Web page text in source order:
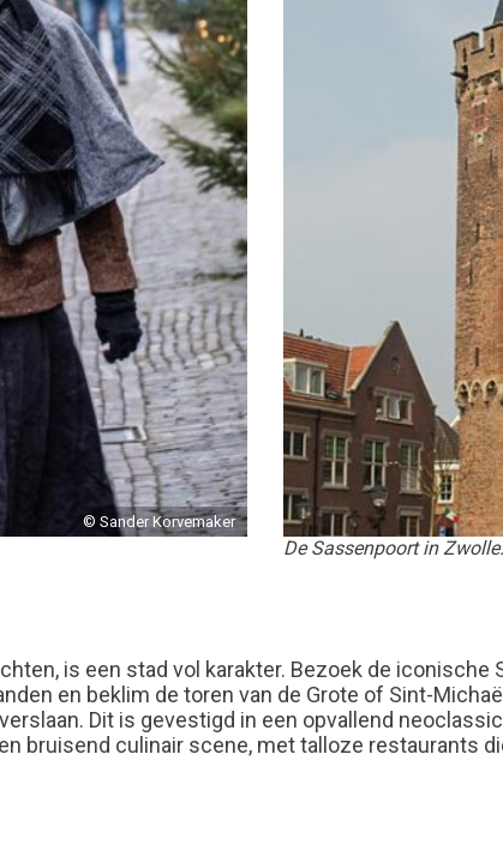
© Sander Korvemaker
De Sassenpoort in Zwolle.
is een stad vol karakter. Bezoek de
en beklim de toren van de Grote of Sint-
Dit is gevestigd in een opvallend
bruisend culinair scene, met talloze restaurants